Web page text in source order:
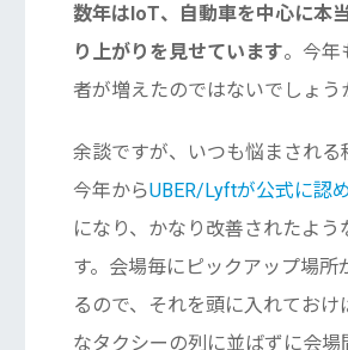
数年はIoT、自動車を中心に本
り上がりを見せています。今年
者が増えたのではないでしょう
余談ですが、いつも悩まされる
今年からUBER/Lyftが公式に認
になり、かなり改善されたよう
す。会場毎にピックアップ場所
るので、それを頭に入れておけ
なタクシーの列に並ばずに会場